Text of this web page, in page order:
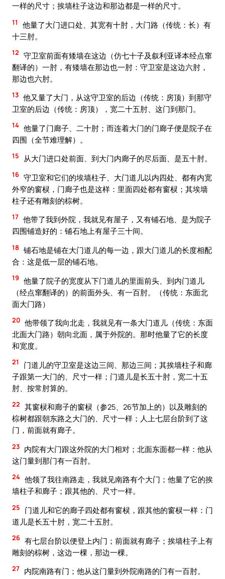
一样的尺寸；挨墙柱子这边和那边都是一样的尺寸。
11
他量了大门进口处、其宽有十肘，大门路（传统：长）有
十三肘。
12 守卫室前面有矮墙在这边（仿七十子及叙利亚译本经点窜
翻译的）一肘，有矮墙在那边也一肘：守卫室是这边六肘，
那边也六肘。
13 他又量了大门，从这守卫室的后边（传统：房顶）到那守
卫室的后边（传统：房顶），宽二十五肘、这门到那门。
14 他量了门廊子、二十肘；而连着大门的门廊子便是院子在
四围（全节难理解）。
15 从大门进口处前面、到大门内廊子的尽后面、是五十肘。
16 守卫室和它们的埃墙柱子、大门道儿以内四处、都有内宽
外窄的窗棂，门廊子也是这样：里面四处都有窗棂；其埃墙
柱子还有雕刻的棕树。
17 他带了我到外院，我就见有屋子，又有铺石地、是为院子
四围铺造好的：铺石地上有屋子三十间。
18 铺石地是铺在大门道儿的每一边，跟大门道儿的长度相配
合：这是低一层的铺石地。
19 他量了院子的宽度从下门道儿的里面前头、到内门道儿
（经点窜翻译的）的前面外头、有一百肘。（传统：东面北
面大门路）
20 他带领了我向北走，我就见有一条大门道儿（传统：东面
北面大门路）朝向北面，属于外院的。那时他量了它的长度
和宽度。
21
门道儿的守卫室是这边三间、那边三间；其挨墙柱子和廊
子跟第一大门的、尺寸一样；门道儿是长五十肘，宽二十五
肘、按常肘算的。
22 其窗棂和廊子的窗棂（参25、26节加上的）以及雕刻的
棕树都跟朝东路之大门的、尺寸一样；人上七层台阶到了这
门，前面就有廊子。
23 内院有大门跟这外院的大门相对；北面东面都一样：他从
这门量到那门有一百肘。
24 他领了我往南路走，我就见南路有个大门；他量了它的挨
墙柱子和廊子；跟其他的、尺寸一样。
25
门道儿和它的廊子四处都有窗棂，跟其他的窗棂一样：门
道儿是长五十肘，宽二十五肘。
26 有七层台阶以便登上内门；前面就有廊子；挨墙柱子上有
雕刻的棕树，这边一棵，那边一棵。
27 内院南路有门；他从这门量到外院南路的门有一百肘。